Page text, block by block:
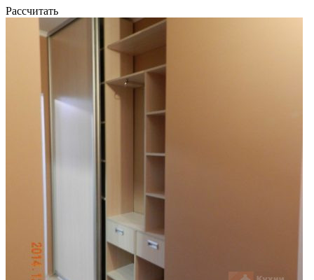
Рассчитать